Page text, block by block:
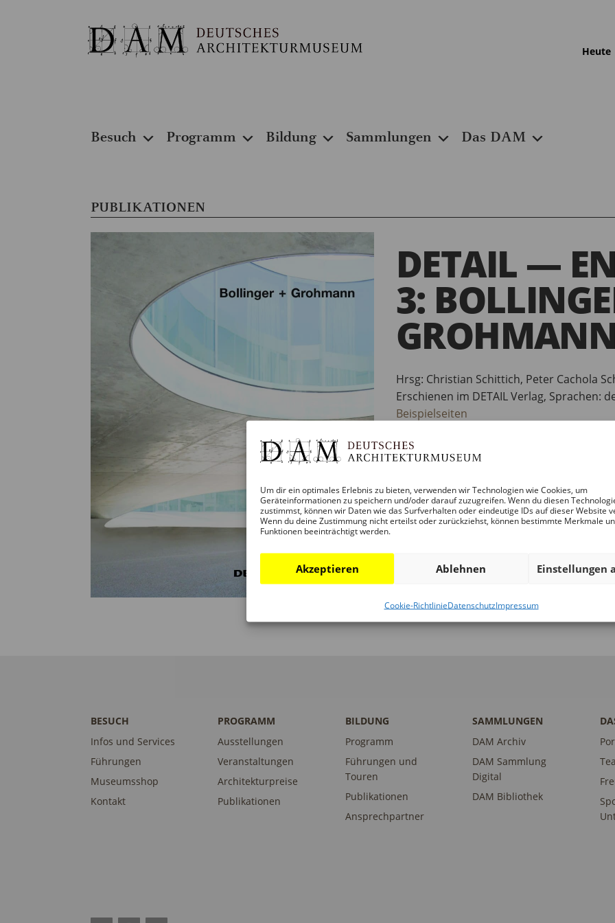
Um dir ein optimales Erlebnis zu bieten, verwenden wir Technologien wie Cookies, um
Geräteinformationen zu speichern und/oder darauf zuzugreifen. Wenn du diesen
zustimmst, können wir Daten wie das Surfverhalten oder eindeutige IDs auf dieser Website
Wenn du deine Zustimmung nicht erteilst oder zurückziehst, können bestimmte Merkmale
Funktionen beeinträchtigt werden.
Akzeptieren Ablehnen Einstellungen
Cookie-RichtlinieDatenschutzImpressum
Heute
Besuch Programm Bildung Sammlungen Das DAM
PUBLIKATIONEN
DETAIL —
3:
GROHMANN
Hrsg: Christian Schittich, Peter Cachola
Erschienen im DETAIL Verlag, Sprachen:
Beispielseiten
144 Seiten, Paperback
BESTELLUNG
[gravityform id="1" title="false"
BESUCH
Infos und Services
Führungen
Museumsshop
Kontakt
PROGRAMM
Ausstellungen
Veranstaltungen
Architekturpreise
Publikationen
BILDUNG
Programm
Führungen und
Touren
Publikationen
Ansprechpartner
SAMMLUNGEN
DAM Archiv
DAM Sammlung
Digital
DAM Bibliothek